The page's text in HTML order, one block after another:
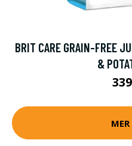
BRIT CARE GRAIN-FREE
&